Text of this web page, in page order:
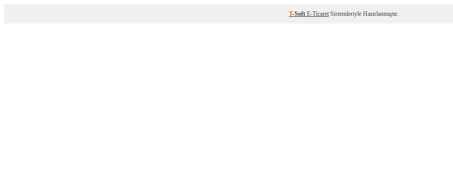
T-Soft E-Ticaret Sistemleriyle Hazırlanmıştır.